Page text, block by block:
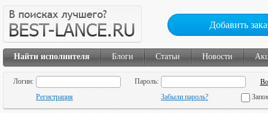
Добавить
Найти исполнителя Блоги Статьи Новости
Логин:
Пароль:
Регистрация
Забыли пароль?